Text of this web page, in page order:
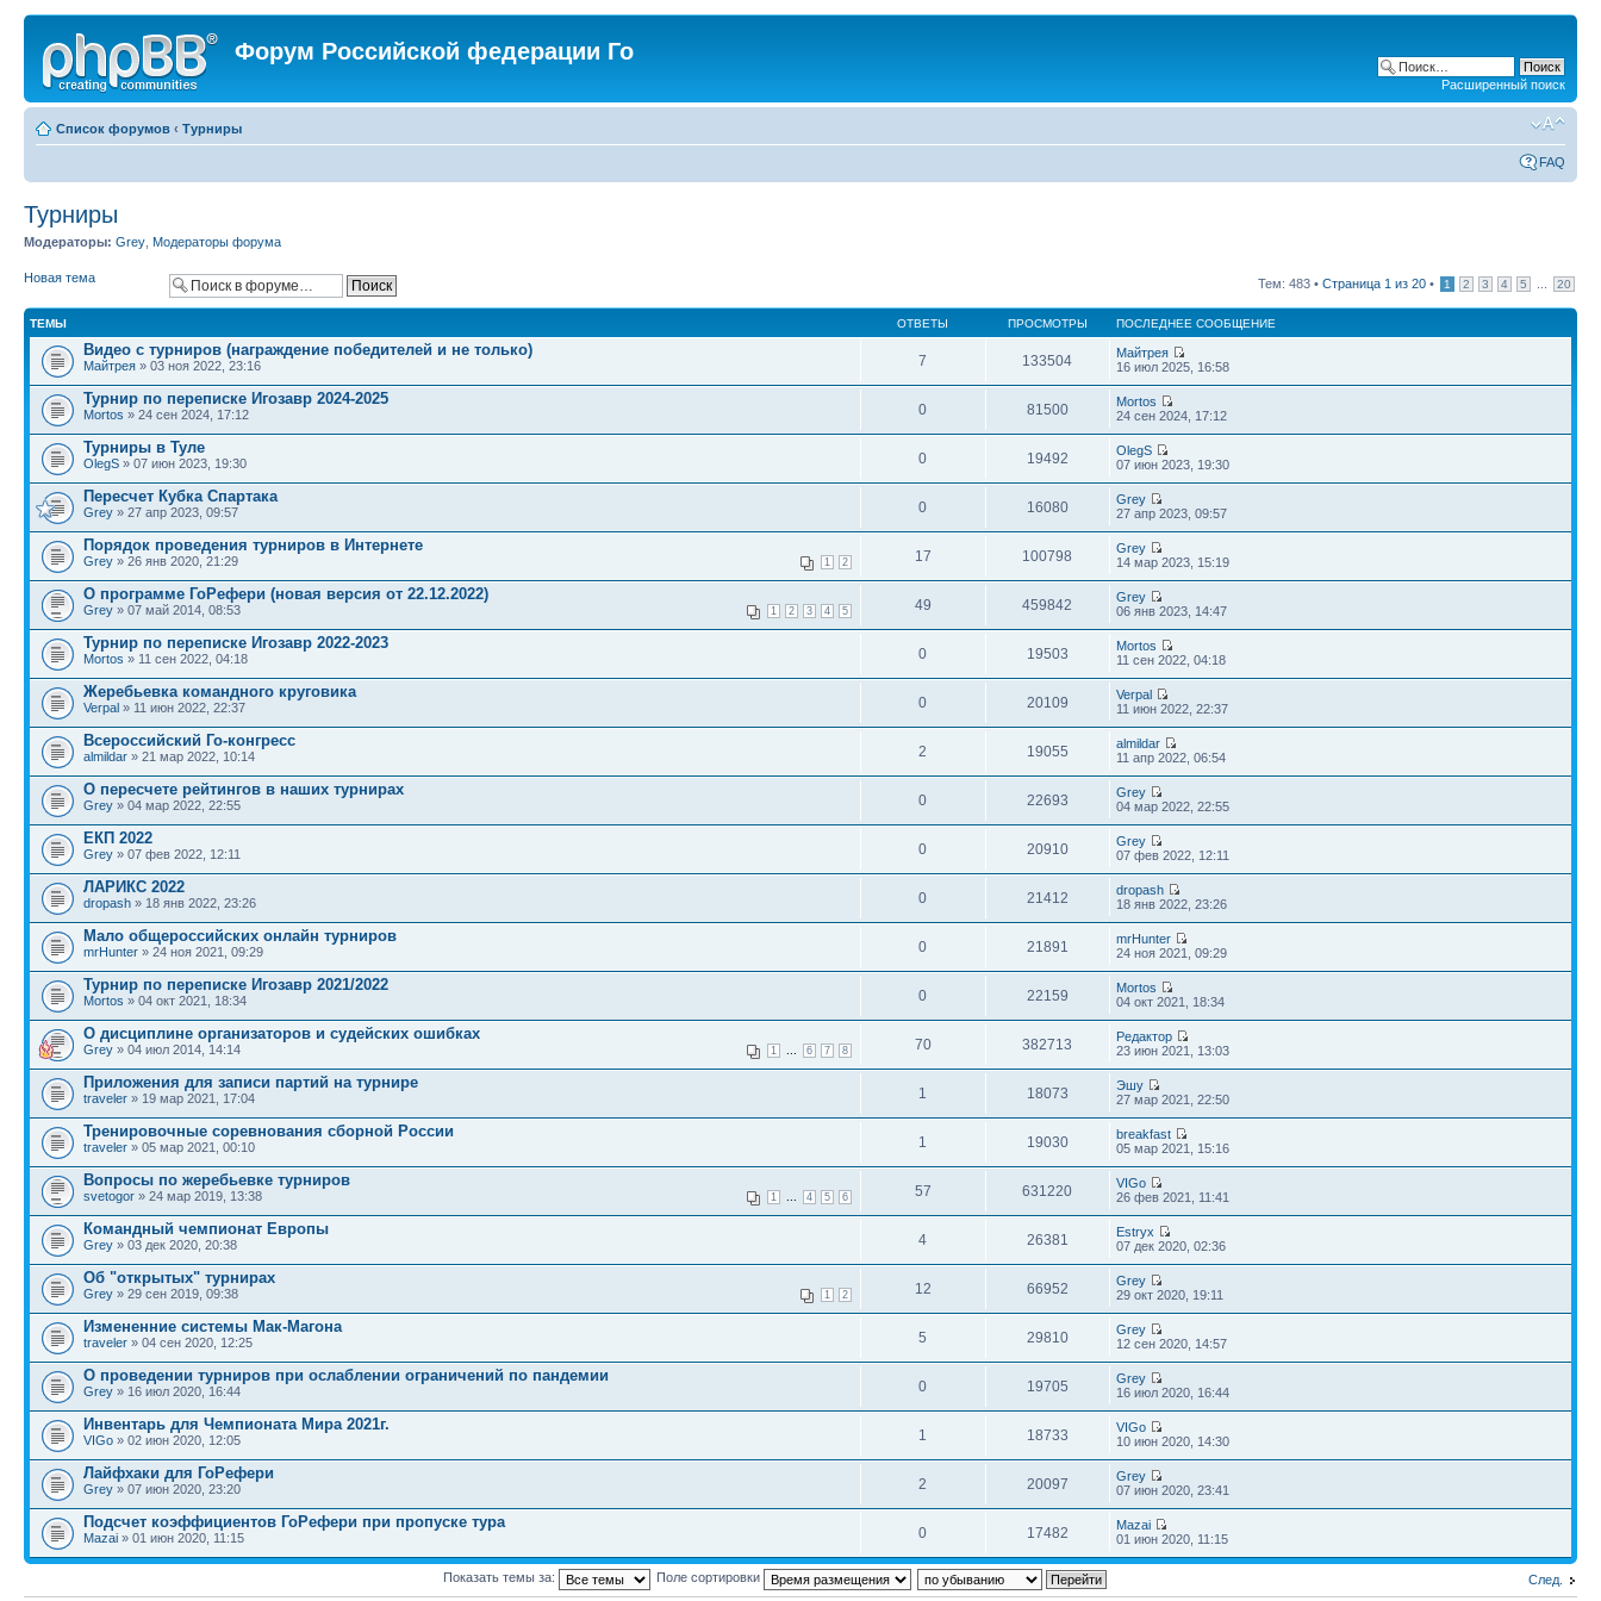
Форум Российской федерации Го
Расширенный поиск
Список форумов ‹ Турниры
FAQ
Турниры
Модераторы: Grey Модераторы форума
Новая тема Тем: 483 • Страница 1 из 20 • 1 2 3 4 5 20
ТЕМЫ ОТВЕТЫ ПРОСМОТРЫ ПОСЛЕДНЕЕ СООБЩЕНИЕ
Видео с турниров (награждение победителей и не только)
Майтрея » 03 ноя 2022, 23:16 7 133504
Майтрея
16 июл 2025, 16:58
Турнир по переписке Игозавр 2024-2025
Mortos » 24 сен 2024, 17:12 0 81500
Mortos
24 сен 2024, 17:12
Турниры в Туле
OlegS » 07 июн 2023, 19:30 0 19492
OlegS
07 июн 2023, 19:30
Пересчет Кубка Спартака
Grey » 27 апр 2023, 09:57 0 16080
Grey
27 апр 2023, 09:57
Порядок проведения турниров в Интернете
1 2
Grey » 26 янв 2020, 21:29 17 100798
Grey
14 мар 2023, 15:19
О программе ГоРефери (новая версия от 22.12.2022)
1 2 3 4 5
Grey » 07 май 2014, 08:53 49 459842
Grey
06 янв 2023, 14:47
Турнир по переписке Игозавр 2022-2023
Mortos » 11 сен 2022, 04:18 0 19503
Mortos
11 сен 2022, 04:18
Жеребьевка командного круговика
Verpal » 11 июн 2022, 22:37 0 20109
Verpal
11 июн 2022, 22:37
Всероссийский Го-конгресс
almildar » 21 мар 2022, 10:14 2 19055
almildar
11 апр 2022, 06:54
О пересчете рейтингов в наших турнирах
Grey » 04 мар 2022, 22:55 0 22693
Grey
04 мар 2022, 22:55
ЕКП 2022
Grey » 07 фев 2022, 12:11 0 20910
Grey
07 фев 2022, 12:11
ЛАРИКС 2022
dropash » 18 янв 2022, 23:26 0 21412
dropash
18 янв 2022, 23:26
Мало общероссийских онлайн турниров
mrHunter » 24 ноя 2021, 09:29 0 21891
mrHunter
24 ноя 2021, 09:29
Турнир по переписке Игозавр 2021/2022
Mortos » 04 окт 2021, 18:34 0 22159
Mortos
04 окт 2021, 18:34
О дисциплине организаторов и судейских ошибках
1 6 7 8
Grey » 04 июл 2014, 14:14 70 382713
Редактор
23 июн 2021, 13:03
Приложения для записи партий на турнире
traveler » 19 мар 2021, 17:04 1 18073
Эшу
27 мар 2021, 22:50
Тренировочные соревнования сборной России
traveler » 05 мар 2021, 00:10 1 19030
breakfast
05 мар 2021, 15:16
Вопросы по жеребьевке турниров
1 4 5 6
svetogor » 24 мар 2019, 13:38 57 631220
VIGo
26 фев 2021, 11:41
Командный чемпионат Европы
Grey » 03 дек 2020, 20:38 4 26381
Estryx
07 дек 2020, 02:36
Об "открытых" турнирах
1 2
Grey » 29 сен 2019, 09:38 12 66952
Grey
29 окт 2020, 19:11
Измененние системы Мак-Магона
traveler » 04 сен 2020, 12:25 5 29810
Grey
12 сен 2020, 14:57
О проведении турниров при ослаблении ограничений по пандемии
Grey » 16 июл 2020, 16:44 0 19705
Grey
16 июл 2020, 16:44
Инвентарь для Чемпионата Мира 2021г.
VIGo » 02 июн 2020, 12:05 1 18733
VIGo
10 июн 2020, 14:30
Лайфхаки для ГоРефери
Grey » 07 июн 2020, 23:20 2 20097
Grey
07 июн 2020, 23:41
Подсчет коэффициентов ГоРефери при пропуске тура
Mazai » 01 июн 2020, 11:15 0 17482
Mazai
01 июн 2020, 11:15
След.
Показать темы за: Поле сортировки